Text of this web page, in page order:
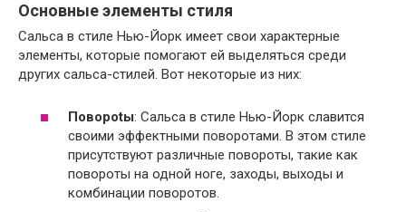
Основные элементы стиля
Сальса в стиле Нью-Йорк имеет свои характерные
элементы, которые помогают ей выделяться среди
других сальса-стилей. Вот некоторые из них:
Поворotы: Сальса в стиле Нью-Йорк славится
своими эффектными поворотами. В этом стиле
присутствуют различные повороты, такие как
повороты на одной ноге, заходы, выходы и
комбинации поворотов.